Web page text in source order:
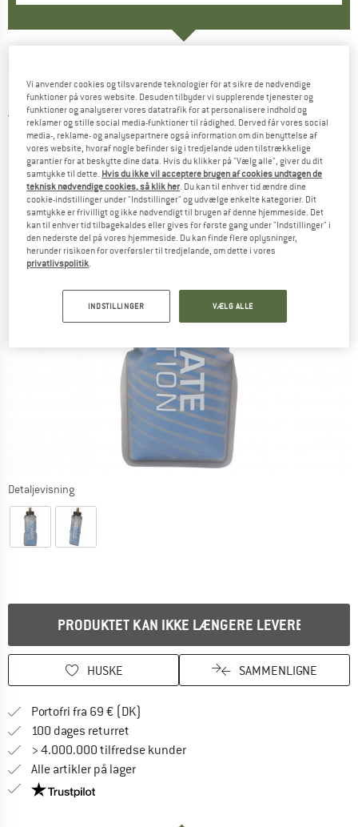
Insulated - Termoflaske
3,5(2)
Detaljevisning
PRODUKTET KAN IKKE LÆNGERE LEVERES
HUSKE SAMMENLIGNE
Portofri fra 69 € (DK)
100 dages returret
> 4.000.000 tilfredse kunder
Alle artikler på lager
Vi er Trustpilot-certificeret - oplysningerne får du
Vi anvender cookies og tilsvarende teknologier for at sikre de nødvendige
funktioner på vores website. Desuden tilbyder vi supplerende tjenester og
funktioner og analyserer vores datatrafik for at personalisere indhold og
reklamer og stille social media-funktioner til rådighed. Derved får vores social
media-, reklame- og analysepartnere også information om din benyttelse af
vores website, hvoraf nogle befinder sig i tredjelande uden tilstrækkelige
garantier for at beskytte dine data. Hvis du klikker på "Vælg alle", giver du dit
samtykke til dette. Hvis du ikke vil acceptere brugen af cookies undtagen de
teknisk nødvendige cookies, så klik her. Du kan til enhver tid ændre dine
cookie-indstillinger under "Indstillinger" og udvælge enkelte kategorier. Dit
samtykke er frivilligt og ikke nødvendigt til brugen af denne hjemmeside. Det
kan til enhver tid tilbagekaldes eller gives for første gang under "Indstillinger" i
den nederste del på vores hjemmeside. Du kan finde flere oplysninger,
herunder risikoen for overførsler til tredjelande, om dette i vores
privatlivspolitik.
INDSTILLINGER VÆLG ALLE